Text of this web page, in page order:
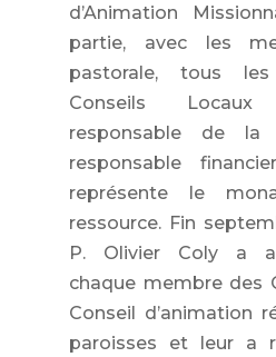
d’Animation
partie, avec les
pastorale, tous
Conseils Locaux
responsable de la
responsable
représente le
ressource. Fin
P. Olivier Coly a
chaque membre des
Conseil d’animation
paroisses et leur a